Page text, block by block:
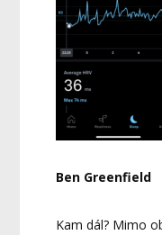
Ben Greenfield
Kam dál? Mimo